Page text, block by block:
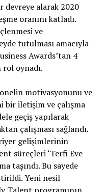
devreye alarak 2020
oranını katladı.
ve
tutulması amacıyla
Awards’tan 4
oynadı.
motivasyonunu ve
iletişim ve çalışma
geçiş yapılarak
çalışması sağlandı.
gelişimlerinin
süreçleri ‘Terfi Eve
taşındı. Bu sayede
Yeni nesil